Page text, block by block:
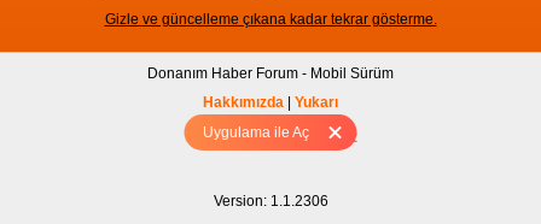
Uygulama ile Aç
Gizle ve güncelleme çıkana kadar tekrar gösterme.
Donanım Haber Forum - Mobil Sürüm
Hakkımızda | Yukarı
Tam sürüm için Tıklayınız
Version: 1.1.2306